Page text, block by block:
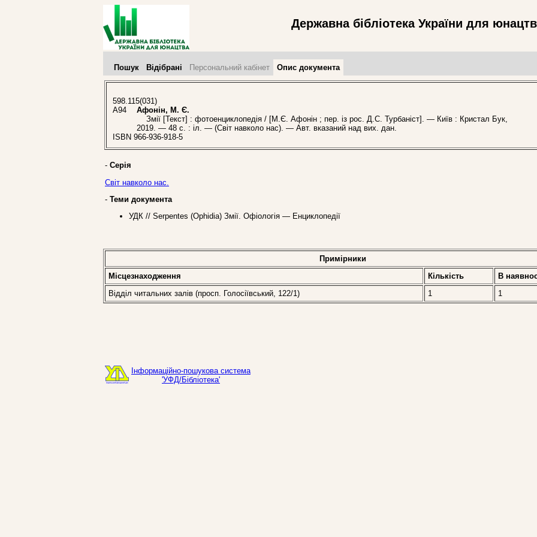
Державна бібліотека України для
Пошук Відібрані Персональний кабінет Опис документа
598.115(031)
А94
Афонін, М. Є.
Змії [Текст] : фотоенциклопедія / [М.Є. Афонін ; пер. із рос. Д.С. Турбаніст]. — Київ : Кристал Бук,
2019. — 48 с. : іл. — (Світ навколо нас). — Авт. вказаний над вих. дан.
ISBN 966-936-918-5
- Серія
Світ навколо нас.
- Теми документа
УДК // Serpentes (Ophidia) Змії. Офіологія — Енциклопедії
Примірники
Місцезнаходження
Кількість
В
Відділ читальних залів (просп. Голосіївський, 122/1)
1 1
Інформаційно-пошукова система
'УФД/Бібліотека'